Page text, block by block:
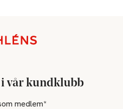
vår kundklubb
medlem*